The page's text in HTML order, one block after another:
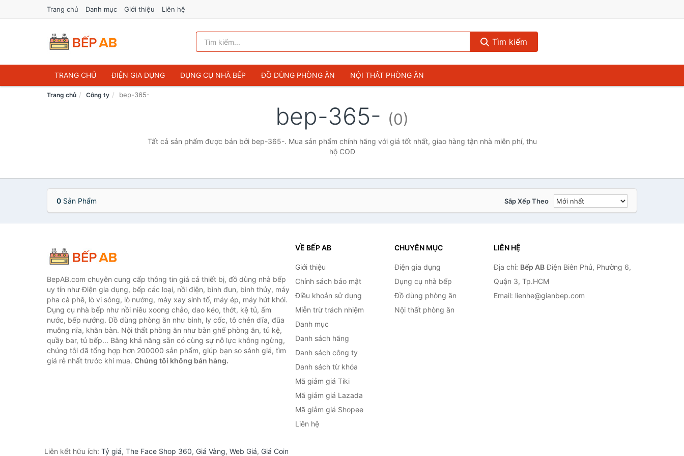
Trang chủ Danh mục Giới thiệu Liên hệ
Tìm kiếm
TRANG CHỦ ĐIỆN GIA DỤNG DỤNG CỤ NHÀ BẾP ĐỒ DÙNG PHÒNG ĂN NỘI THẤT PHÒNG ĂN
Trang chủ Công ty bep-365-
bep-365- (0)
Tất cả sản phẩm được bán bởi bep-365-. Mua sản phẩm chính hãng với giá tốt nhất, giao hàng tận nhà miễn phí, thu
hộ COD
0 Sản Phẩm Sắp Xếp Theo
BepAB.com chuyên cung cấp thông tin giá cả thiết bị, đồ dùng nhà bếp
uy tín như Điện gia dụng, bếp các loại, nồi điện, bình đun, bình thủy, máy
pha cà phê, lò vi sóng, lò nướng, máy xay sinh tố, máy ép, máy hút khói.
Dụng cụ nhà bếp như nồi niêu xoong chảo, dao kéo, thớt, kệ tủ, ấm
nước, bếp nướng. Đồ dùng phòng ăn như bình, ly cốc, tô chén dĩa, đũa
muỗng nĩa, khăn bàn. Nội thất phòng ăn như bàn ghế phòng ăn, tủ kệ,
quầy bar, tủ bếp... Bằng khả năng sẵn có cùng sự nỗ lực không ngừng,
chúng tôi đã tổng hợp hơn 200000 sản phẩm, giúp bạn so sánh giá, tìm
giá rẻ nhất trước khi mua. Chúng tôi không bán hàng.
VỀ BẾP AB
Giới thiệu
Chính sách bảo mật
Điều khoản sử dụng
Miễn trừ trách nhiệm
Danh mục
Danh sách hãng
Danh sách công ty
Danh sách từ khóa
Mã giảm giá Tiki
Mã giảm giá Lazada
Mã giảm giá Shopee
Liên hệ
CHUYÊN MỤC
Điện gia dụng
Dụng cụ nhà bếp
Đồ dùng phòng ăn
Nội thất phòng ăn
LIÊN HỆ
Địa chỉ: Bếp ABĐiện Biên Phủ, Phường 6,
Quận 3, Tp.HCM
Email: lienhe@gianbep.com
Liên kết hữu ích: Tỷ giá, The Face Shop 360, Giá Vàng, Web Giá, Giá Coin